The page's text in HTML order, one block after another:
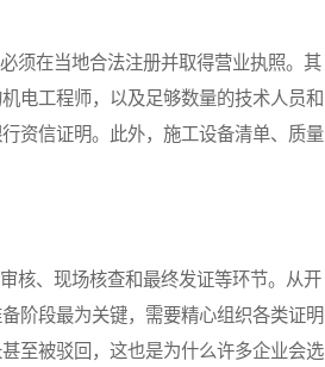
在当地合法注册并取得营业执照。其
电工程师，以及足够数量的技术人员和
资信证明。此外，施工设备清单、质量
、现场核查和最终发证等环节。从开
阶段最为关键，需要精心组织各类证明
至被驳回，这也是为什么许多企业会选